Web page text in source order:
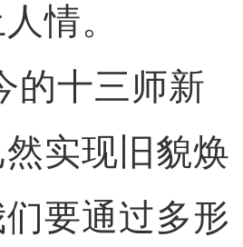
情。
十三师新
实现旧貌焕
要通过多形